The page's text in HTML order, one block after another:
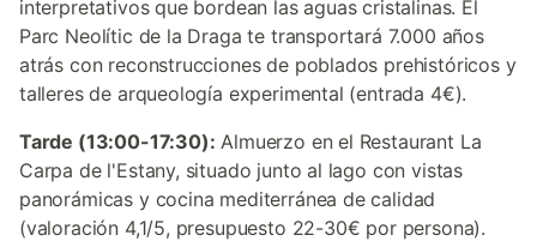
interpretativos que bordean las aguas cristalinas. El
Parc Neolític de la Draga te transportará 7.000 años
atrás con reconstrucciones de poblados prehistóricos y
talleres de arqueología experimental (entrada 4€).
Tarde (13:00-17:30): Almuerzo en el Restaurant La
Carpa de l'Estany, situado junto al lago con vistas
panorámicas y cocina mediterránea de calidad
(valoración 4,1/5, presupuesto 22-30€ por persona).